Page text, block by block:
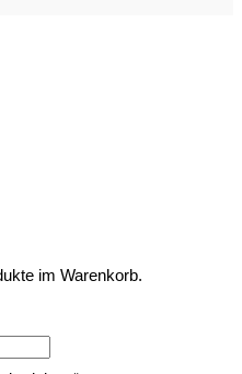
im Warenkorb.